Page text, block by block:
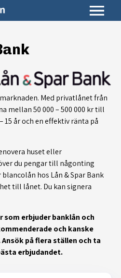
Med privatlånet från
mellan 50 000 – 500 000 kr till
år och en effektiv ränta på
huset eller
du pengar till någonting
hos Lån & Spar Bank
till lånet. Du kan signera
som erbjuder banklån och
och kanske
på flera ställen och ta
erbjudandet.